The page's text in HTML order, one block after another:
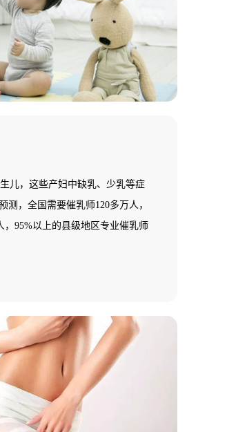
儿，这些产妇中缺乳、少乳等症
，全国需要催乳师120多万人，
95%以上的县级地区专业催乳师
缺乏，市场需求十分巨大，行业